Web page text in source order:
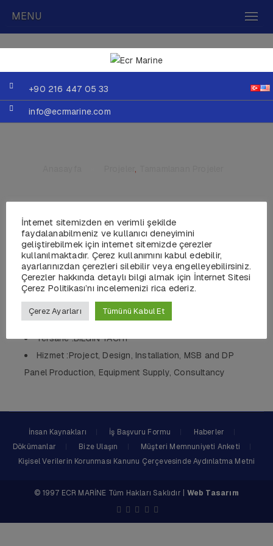
MENU
+90 216 447 05 33
info@ecrmarine.com
,
MY DOĞU
Yıl :1997
Uzunluk :32 MT
Gövde :Wooden Boat
QTY :1
Tersane :BILGIN YACHT
Hizmet :Project, Design, Installation, MSB and DP
Panel Production, Equipment Supply, Consultancy
İnsan Kaynakları İş Başvuru Formu
Haberler
Dökümanlar
Bize Ulaşın
Müşteri Memnuniyeti Anketi
Kişisel Verilerin Korunması Kanunu Çerçevesinde Aydınlatma Metni
© 1997 ECR MARİNE Tüm Hakları Saklıdır | Web Tasarım
İnternet sitemizden en verimli şekilde
faydalanabilmeniz ve kullanıcı deneyimini
geliştirebilmek için internet sitemizde çerezler
kullanılmaktadır. Çerez kullanımını kabul edebilir,
ayarlarınızdan çerezleri silebilir veya engelleyebilirsiniz.
Çerezler hakkında detaylı bilgi almak için İnternet Sitesi
Çerez Politikası’nı incelemenizi rica ederiz.
Çerez Ayarları Tümünü Kabul Et